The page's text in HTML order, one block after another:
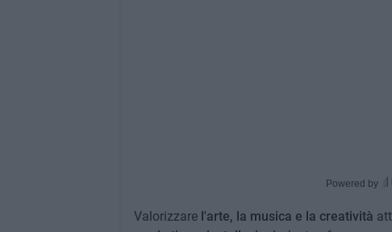
Powered by
Valorizzare l'arte, la musica e la creatività